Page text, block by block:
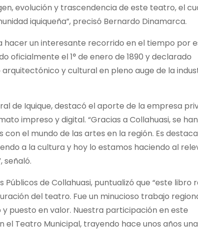
evolución y trascendencia de este teatro, el
iquiqueña”, precisó Bernardo Dinamarca.
hacer un interesante recorrido en el tiempo por
oficialmente el 1° de enero de 1890 y declarado
y cultural en pleno auge de la
de Iquique, destacó el aporte de la empresa
impreso y digital. “Gracias a Collahuasi, se han
el mundo de las artes en la región. Es
a la cultura y hoy lo estamos haciendo al
señaló.
de Collahuasi, puntualizó que “este libro
del teatro. Fue un minucioso trabajo
puesto en valor. Nuestra participación en este
Teatro Municipal, trayendo hace unos años una